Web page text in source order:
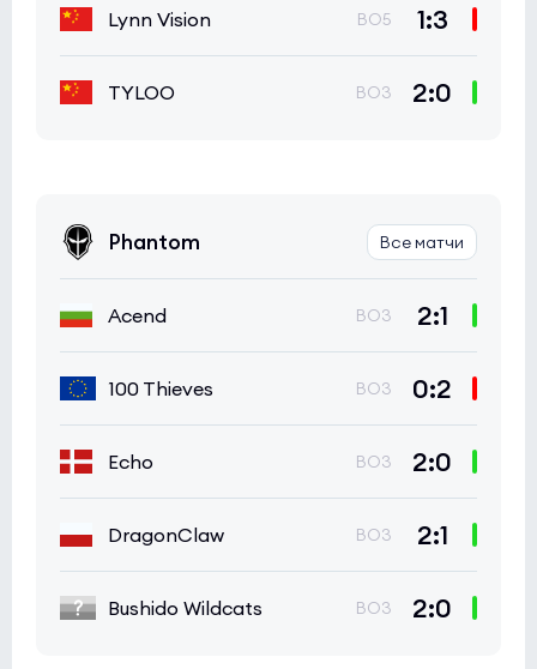
Lynn Vision BO5 1:3
TYLOO BO3 2:0
Phantom Все матчи
Acend BO3 2:1
100 Thieves BO3 0:2
Echo BO3 2:0
DragonClaw BO3 2:1
Bushido Wildcats BO3 2:0